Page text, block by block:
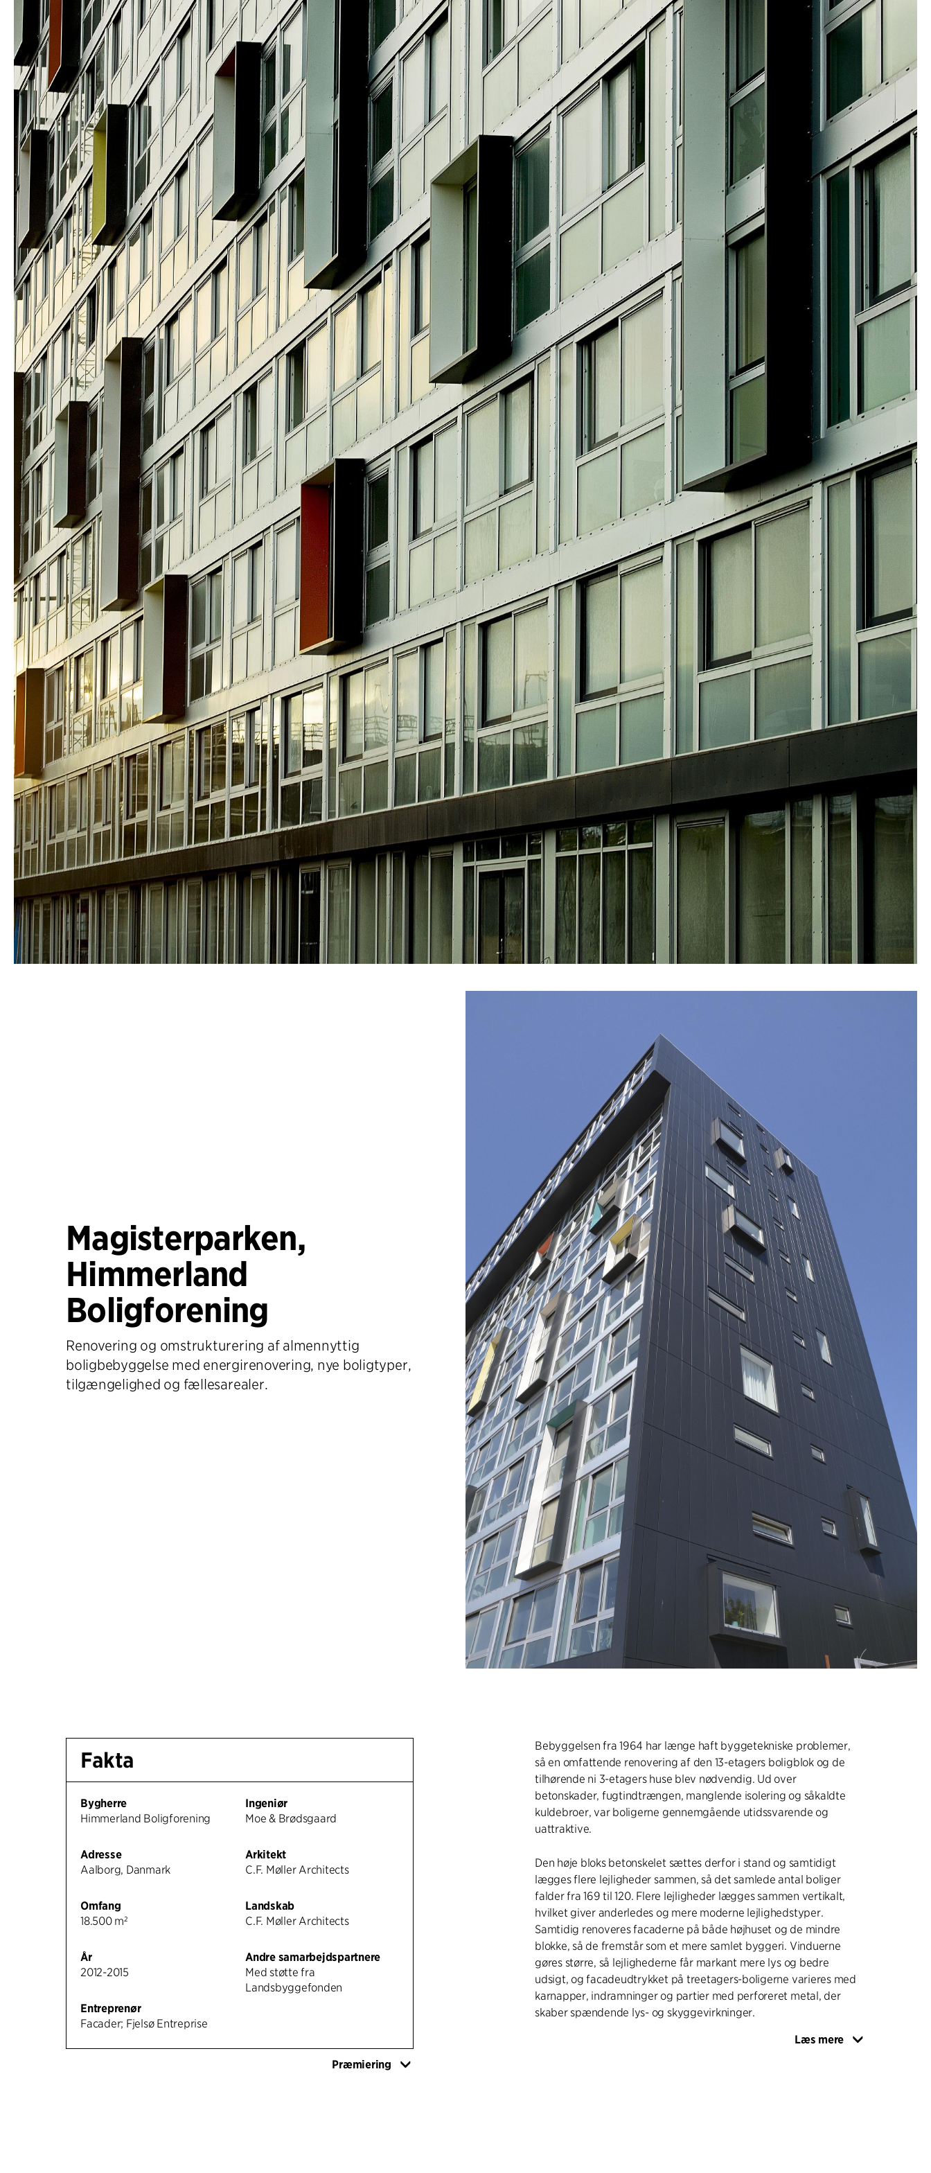
Magisterparken,
Himmerland
Boligforening
Renovering og omstrukturering af almennyttig
boligbebyggelse med energirenovering, nye boligtyper,
tilgængelighed og fællesarealer.
Fakta
Bygherre
Himmerland Boligforening
Adresse
Aalborg, Danmark
Omfang
18.500 m²
År
2012-2015
Entreprenør
Facader; Fjelsø Entreprise
Ingeniør
Moe & Brødsgaard
Arkitekt
C.F. Møller Architects
Landskab
C.F. Møller Architects
Andre samarbejdspartnere
Med støtte fra
Landsbyggefonden
Præmiering
Bebyggelsen fra 1964 har længe haft byggetekniske problemer,
så en omfattende renovering af den 13-etagers boligblok og de
tilhørende ni 3-etagers huse blev nødvendig. Ud over
betonskader, fugtindtrængen, manglende isolering og såkaldte
kuldebroer, var boligerne gennemgående utidssvarende og
uattraktive.
Den høje bloks betonskelet sættes derfor i stand og samtidigt
lægges flere lejligheder sammen, så det samlede antal boliger
falder fra 169 til 120. Flere lejligheder lægges sammen vertikalt,
hvilket giver anderledes og mere moderne lejlighedstyper.
Samtidig renoveres facaderne på både højhuset og de mindre
blokke, så de fremstår som et mere samlet byggeri. Vinduerne
gøres større, så lejlighederne får markant mere lys og bedre
udsigt, og facadeudtrykket på treetagers-boligerne varieres med
karnapper, indramninger og partier med perforeret metal, der
skaber spændende lys- og skyggevirkninger.
Den høje boligblok får en mere karakteristisk profil ved at de to
Læs mere